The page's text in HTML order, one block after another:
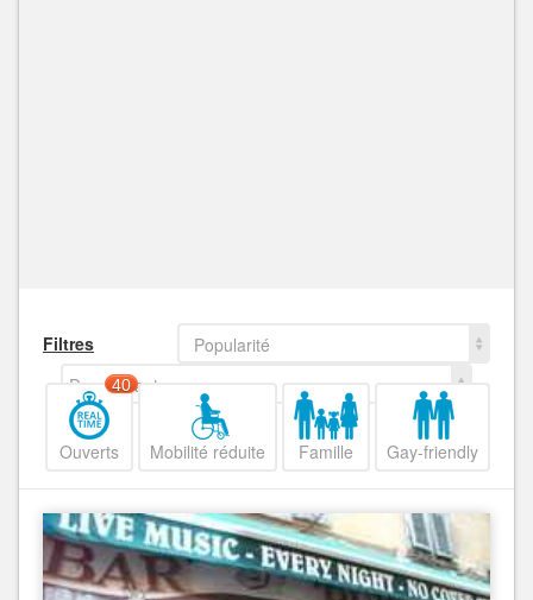
Filtres
Popularité
Decroissant
Ouverts
40
Mobilité réduite Famille Gay-friendly